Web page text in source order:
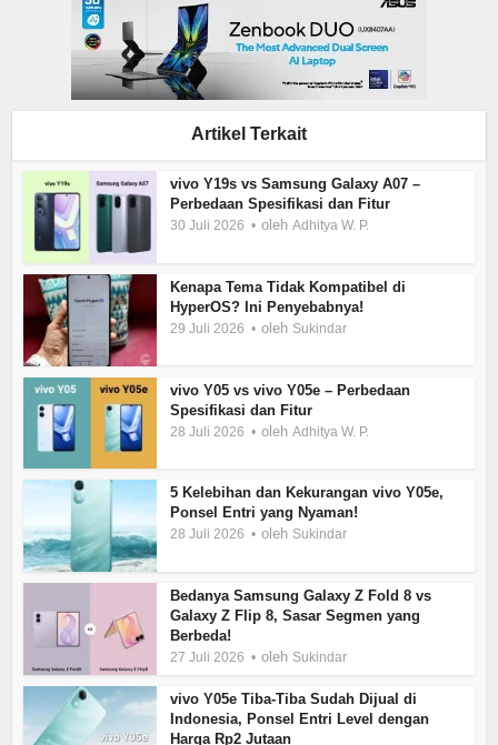
Artikel Terkait
vivo Y19s vs Samsung Galaxy A07 –
Perbedaan Spesifikasi dan Fitur
30 Juli 2026 olehAdhitya W. P.
Kenapa Tema Tidak Kompatibel di
HyperOS? Ini Penyebabnya!
29 Juli 2026 oleh Sukindar
vivo Y05 vs vivo Y05e – Perbedaan
Spesifikasi dan Fitur
28 Juli 2026 olehAdhitya W. P.
5 Kelebihan dan Kekurangan vivo Y05e,
Ponsel Entri yang Nyaman!
28 Juli 2026 oleh Sukindar
Bedanya Samsung Galaxy Z Fold 8 vs
Galaxy Z Flip 8, Sasar Segmen yang
Berbeda!
27 Juli 2026 oleh Sukindar
vivo Y05e Tiba-Tiba Sudah Dijual di
Indonesia, Ponsel Entri Level dengan
Harga Rp2 Jutaan